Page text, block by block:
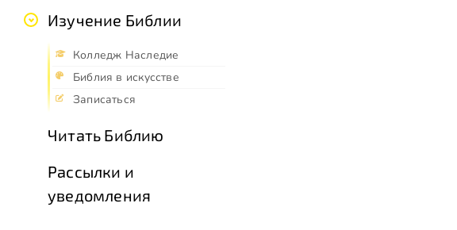
Изучение Библии
Колледж Наследие
Библия в искусстве
Записаться
Читать Библию
Рассылки и
уведомления